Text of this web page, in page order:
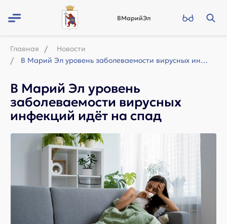
ВМарийЭл
Главная
Новости
В Марий Эл уровень заболеваемости вирусных инфекций идёт на спад
В Марий Эл уровень
заболеваемости вирусных
инфекций идёт на спад